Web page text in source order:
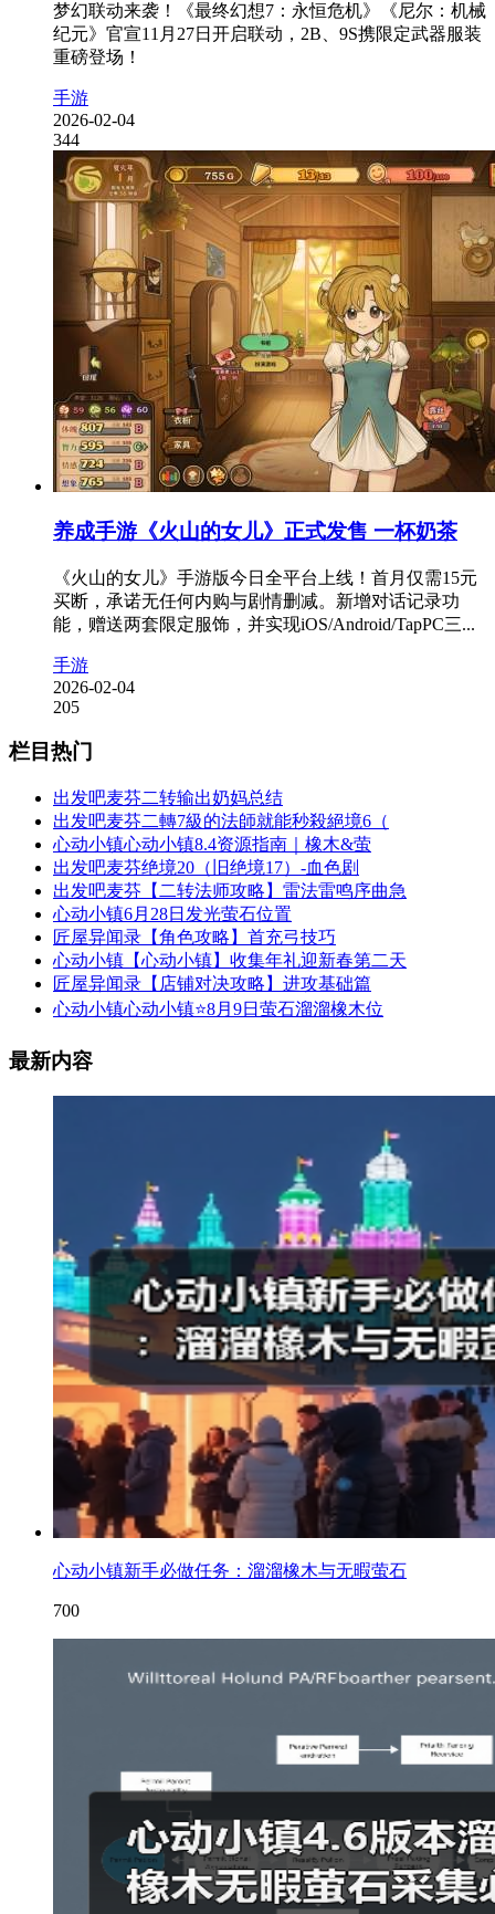
梦幻联动来袭！《最终幻想7：永恒危机》《尼尔：机械
纪元》官宣11月27日开启联动，2B、9S携限定武器服装
重磅登场！
手游
2026-02-04
344
养成手游《火山的女儿》正式发售 一杯奶茶
《火山的女儿》手游版今日全平台上线！首月仅需15元
买断，承诺无任何内购与剧情删减。新增对话记录功
能，赠送两套限定服饰，并实现iOS/Android/TapPC三...
手游
2026-02-04
205
栏目热门
出发吧麦芬二转输出奶妈总结
出发吧麦芬二轉7級的法師就能秒殺絕境6（
心动小镇心动小镇8.4资源指南｜橡木&萤
出发吧麦芬绝境20（旧绝境17）-血色剧
出发吧麦芬【二转法师攻略】雷法雷鸣序曲急
心动小镇6月28日发光萤石位置
匠屋异闻录【角色攻略】首充弓技巧
心动小镇【心动小镇】收集年礼迎新春第二天
匠屋异闻录【店铺对决攻略】进攻基础篇
心动小镇心动小镇⭐8月9日萤石溜溜橡木位
最新内容
心动小镇新手必做任务：溜溜橡木与无暇萤石
700